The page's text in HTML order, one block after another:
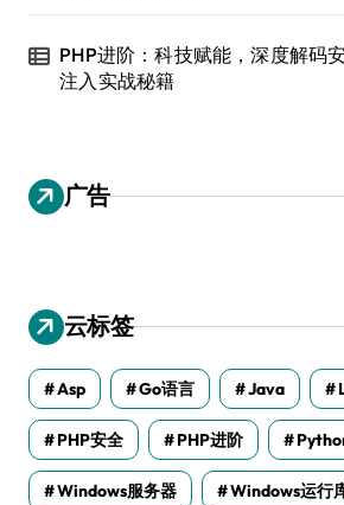
PHP进阶：科技赋能，深度解码
注入实战秘籍
广告
云标签
Asp Go语言 Java
PHP安全 PHP进阶
Windows服务器 Windows运行